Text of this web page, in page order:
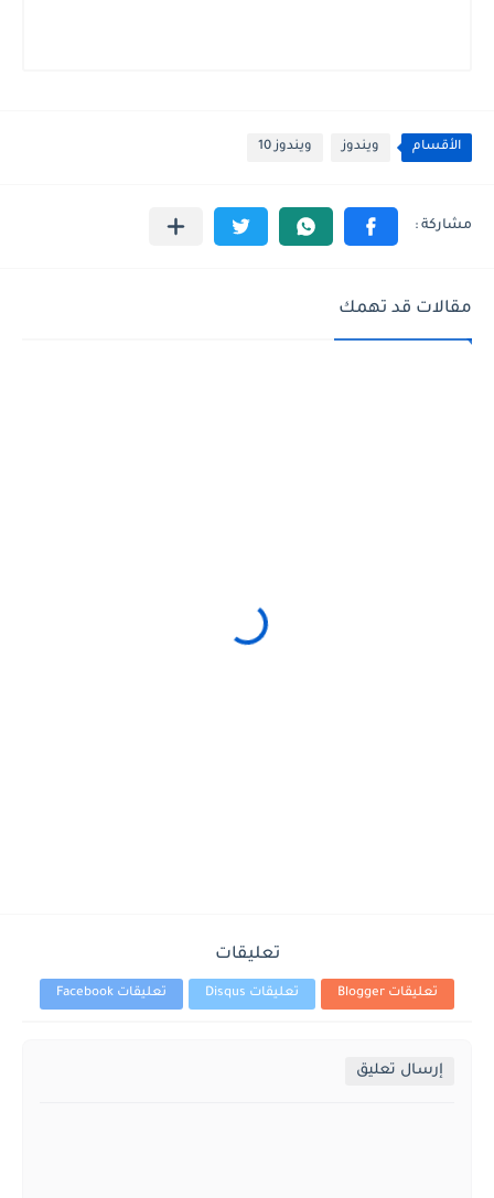
الأقسام ويندوز ويندوز 10
مقالات قد تهمك
تعليقات
تعليقات Blogger تعليقات Disqus تعليقات Facebook
إرسال تعليق